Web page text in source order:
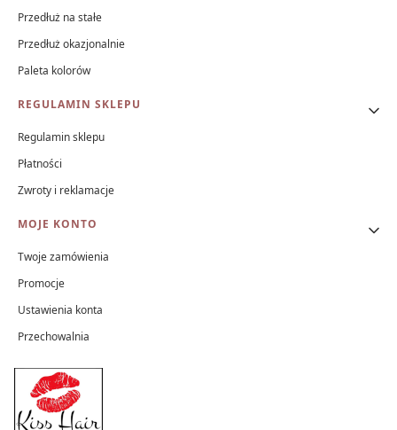
Przedłuż na stałe
Przedłuż okazjonalnie
Paleta kolorów
REGULAMIN SKLEPU
Regulamin sklepu
Płatności
Zwroty i reklamacje
MOJE KONTO
Twoje zamówienia
Promocje
Ustawienia konta
Przechowalnia